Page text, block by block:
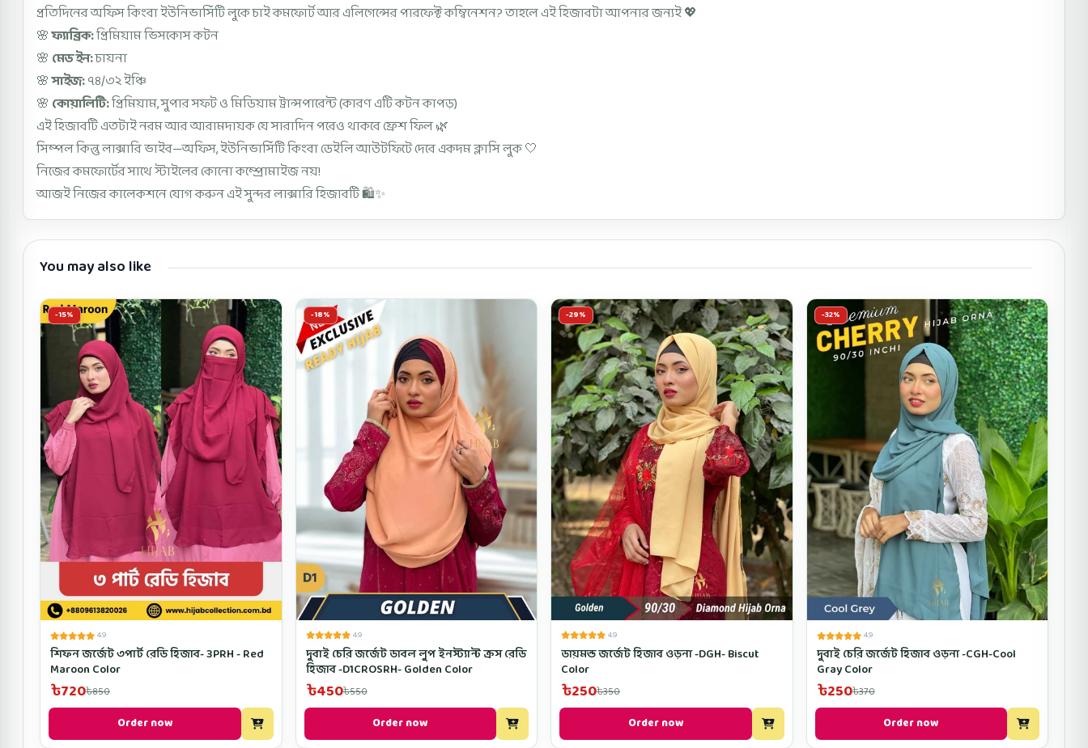
প্রতিদিনের অফিস কিংবা ইউনিভার্সিটি লুকে চাই কমফোর্ট আর এলিগেন্সের পারফেক্ট কম্বিনেশন? তাহলে এই হিজাবটা আপনার জন্যই 💖
🌸ফ্যাব্রিক:প্রিমিয়াম ভিসকোস কটন
🌸 মেড ইন:চায়না
🌸সাইজ:৭৪/৩২ ইঞ্চি
🌸 কোয়ালিটি:প্রিমিয়াম, সুপার সফট ও মিডিয়াম ট্রান্সপারেন্ট (কারণ এটি কটন কাপড়)
এই হিজাবটি এতটাই নরম আর আরামদায়ক যে সারাদিন পরেও থাকবে ফ্রেশ ফিল 🌿
সিম্পল কিন্তু লাক্সারি ভাইব—অফিস, ইউনিভার্সিটি কিংবা ডেইলি আউটফিটে দেবে একদম ক্লাসি লুক 🤍
নিজের কমফোর্টের সাথে স্টাইলের কোনো কম্প্রোমাইজ নয়!
আজই নিজের কালেকশনে যোগ করুন এই সুন্দর লাক্সারি হিজাবটি 🛍️✨
You may also like
-15%
4.9
শিফন জর্জেট ৩পার্ট রেডি হিজাব- 3PRH - Red
Maroon Color
৳720৳850
Order now
-18%
4.9
দুবাই চেরি জর্জেট ডাবল লুপ ইনস্ট্যান্ট ক্রস রেডি
হিজাব -D1CROSRH- Golden Color
৳450৳550
Order now
-29%
4.9
ডায়মন্ড জর্জেট হিজাব ওড়না -DGH- Biscut
Color
৳250৳350
Order now
-32%
4.9
দুবাই চেরি জর্জেট হিজাব ওড়না -CGH-Cool
Gray Color
৳250৳370
Order now